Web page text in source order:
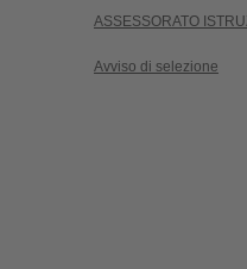
ASSESSORATO
Avviso di selezione